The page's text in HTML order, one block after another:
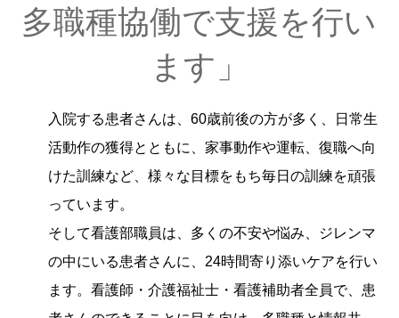
多職種協働で支援を行い
ます」
入院する患者さんは、60歳前後の方が多く、日常生
活動作の獲得とともに、家事動作や運転、復職へ向
けた訓練など、様々な目標をもち毎日の訓練を頑張
っています。
そして看護部職員は、多くの不安や悩み、ジレンマ
の中にいる患者さんに、24時間寄り添いケアを行い
ます。看護師・介護福祉士・看護補助者全員で、患